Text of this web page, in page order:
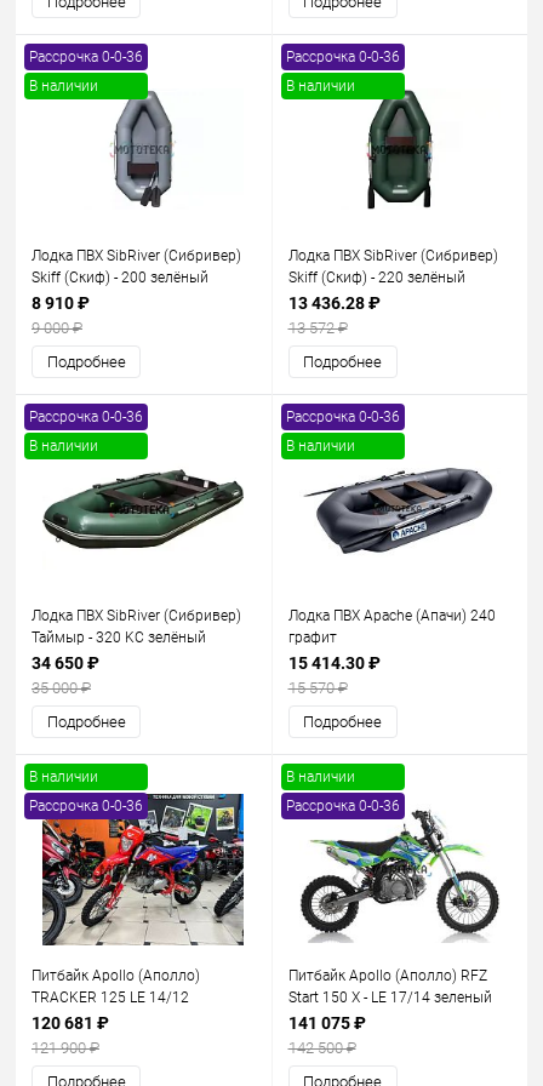
Рассрочка 0-0-36
В наличии
Лодка ПВХ SibRiver (Сибривер)
Skiff (Скиф) - 200 зелёный
8 910 ₽
9 000 ₽
Подробнее
Рассрочка 0-0-36
В наличии
Лодка ПВХ SibRiver (Сибривер)
Skiff (Скиф) - 220 зелёный
13 436.28 ₽
13 572 ₽
Подробнее
Рассрочка 0-0-36
В наличии
Лодка ПВХ SibRiver (Сибривер)
Таймыр - 320 KС зелёный
34 650 ₽
35 000 ₽
Подробнее
Рассрочка 0-0-36
В наличии
Лодка ПВХ Apache (Апачи) 240
графит
15 414.30 ₽
15 570 ₽
Подробнее
В наличии
Рассрочка 0-0-36
Питбайк Apollo (Аполло)
TRACKER 125 LE 14/12
красный/синий
120 681 ₽
121 900 ₽
Подробнее
В наличии
Рассрочка 0-0-36
Питбайк Apollo (Аполло) RFZ
Start 150 X - LE 17/14 зеленый
141 075 ₽
142 500 ₽
Подробнее